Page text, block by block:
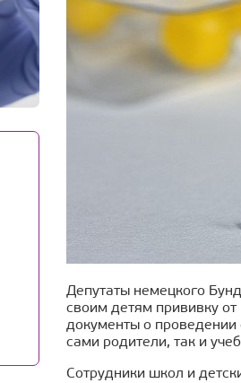
Депутаты немецкого
своим детям прививку
документы о проведении
сами родители, так и
Сотрудники школ и